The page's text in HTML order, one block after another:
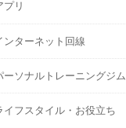
プリ
ンターネット回線
ーソナルトレーニングジム
イフスタイル・お役立ち